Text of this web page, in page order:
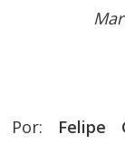
Por: Felipe